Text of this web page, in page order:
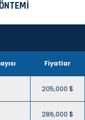
Fiyatlar
205,000 $
286,000 $